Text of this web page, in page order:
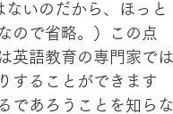
いのだから、ほっと
ので省略。）この点
英語教育の専門家では
することができます
であろうことを知らな